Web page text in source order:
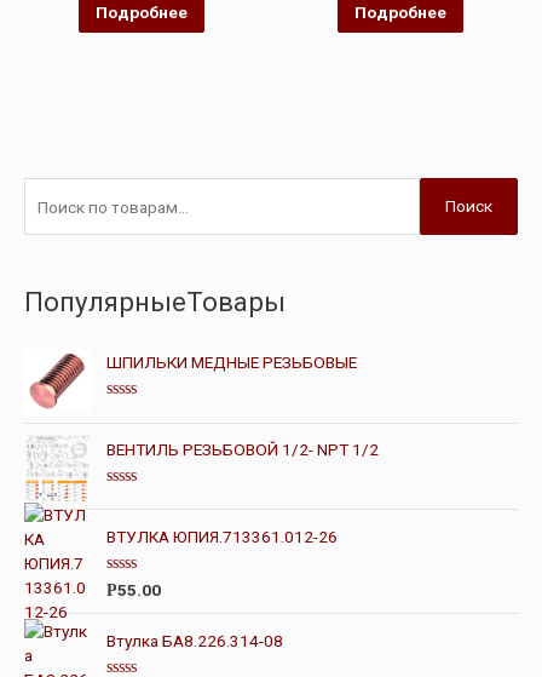
из
5
Подробнее
из
5
Подробнее
Поиск
ПопулярныеТовары
ШПИЛЬКИ МЕДНЫЕ РЕЗЬБОВЫЕ
ц
е
н
к
0
з
ВЕНТИЛЬ РЕЗЬБОВОЙ 1/2- NPT 1/2
е
н
к
0
и
5
ВТУЛКА ЮПИЯ.713361.012-26
О
е
н
к
а
Р55.00
Втулка БА8.226.314-08